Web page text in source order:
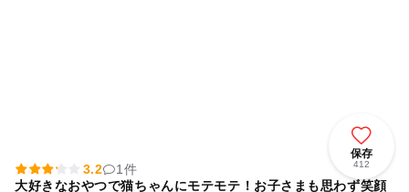
保存
412
3.2
1件
大好きなおやつで猫ちゃんにモテモテ！お子さまも思わず笑顔